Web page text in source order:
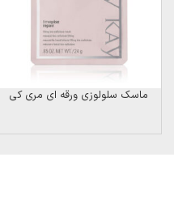
ماسک سلولوزی ورقه ای مری کی